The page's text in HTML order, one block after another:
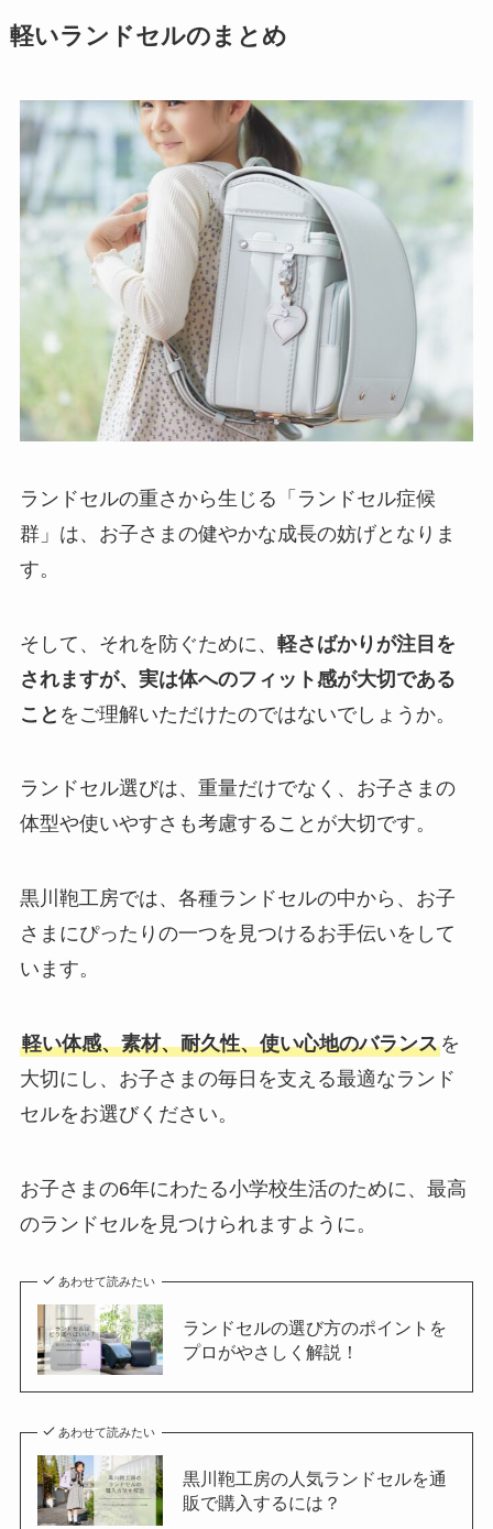
軽いランドセルのまとめ
ランドセルの重さから生じる「ランドセル症候
群」は、お子さまの健やかな成長の妨げとなりま
す。
そして、それを防ぐために、 軽さばかりが注目を
されますが、実は体へのフィット感が大切である
こと をご理解いただけたのではないでしょうか。
ランドセル選びは、重量だけでなく、お子さまの
体型や使いやすさも考慮することが大切です。
黒川鞄工房では、各種ランドセルの中から、お子
さまにぴったりの一つを見つけるお手伝いをして
います。
軽い体感、素材、耐久性、使い心地のバランスを
大切にし、お子さまの毎日を支える最適なランド
セルをお選びください。
お子さまの6年にわたる小学校生活のために、最高
のランドセルを見つけられますように。
あわせて読みたい
ランドセルの選び方のポイントを
プロがやさしく解説！
あわせて読みたい
黒川鞄工房の人気ランドセルを通
販で購入するには？